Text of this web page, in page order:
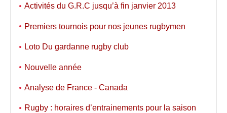
Activités du G.R.C jusqu’à fin janvier 2013
Premiers tournois pour nos jeunes rugbymen
Loto Du gardanne rugby club
Nouvelle année
Analyse de France - Canada
Rugby : horaires d’entrainements pour la saison